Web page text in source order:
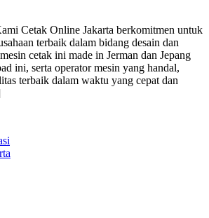
Cetak Online Jakarta berkomitmen untuk
terbaik dalam bidang desain dan
cetak ini made in Jerman dan Jepang
ini, serta operator mesin yang handal,
terbaik dalam waktu yang cepat dan